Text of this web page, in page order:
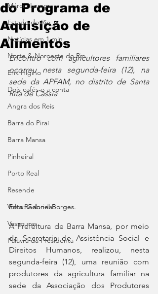
Márcio Lemos
Estado do Rio
Notícias em 1 min
Norte & Noroeste do Rio
Erik Higino
Dois cafés e a conta
Angra dos Reis
Barra do Piraí
Barra Mansa
Pinheiral
Porto Real
Resende
Volta Redonda
Vassouras
Palavra da Presidenta
do Programa de
Aquisição de
Alimentos
Encontro com agricultores familiares
ocorreu nesta segunda-feira (12), na
sede da APFAM, no distrito de Santa
Rita de Cássia
Foto: Gabriel Borges.
A Prefeitura de Barra Mansa, por meio
da Secretaria de Assistência Social e
Direitos Humanos, realizou, nesta
segunda-feira (12), uma reunião com
produtores da agricultura familiar na
sede da Associação dos Produtores